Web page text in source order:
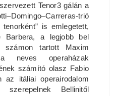
Tenor3 gálán a
trió
is emlegetett,
Barbera, a legjobb bel
tartott Maxim
neves operaházak
számító olasz Fabio
az itáliai operairodalom
szerepelnek Bellinitől